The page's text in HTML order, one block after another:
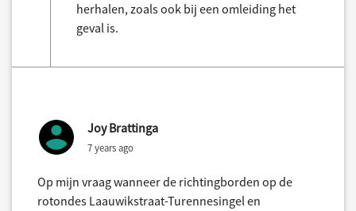
herhalen, zoals ook bij een omleiding het
geval is.
Joy Brattinga
7 years ago
Op mijn vraag wanneer de richtingborden op de
rotondes Laauwikstraat-Turennesingel en